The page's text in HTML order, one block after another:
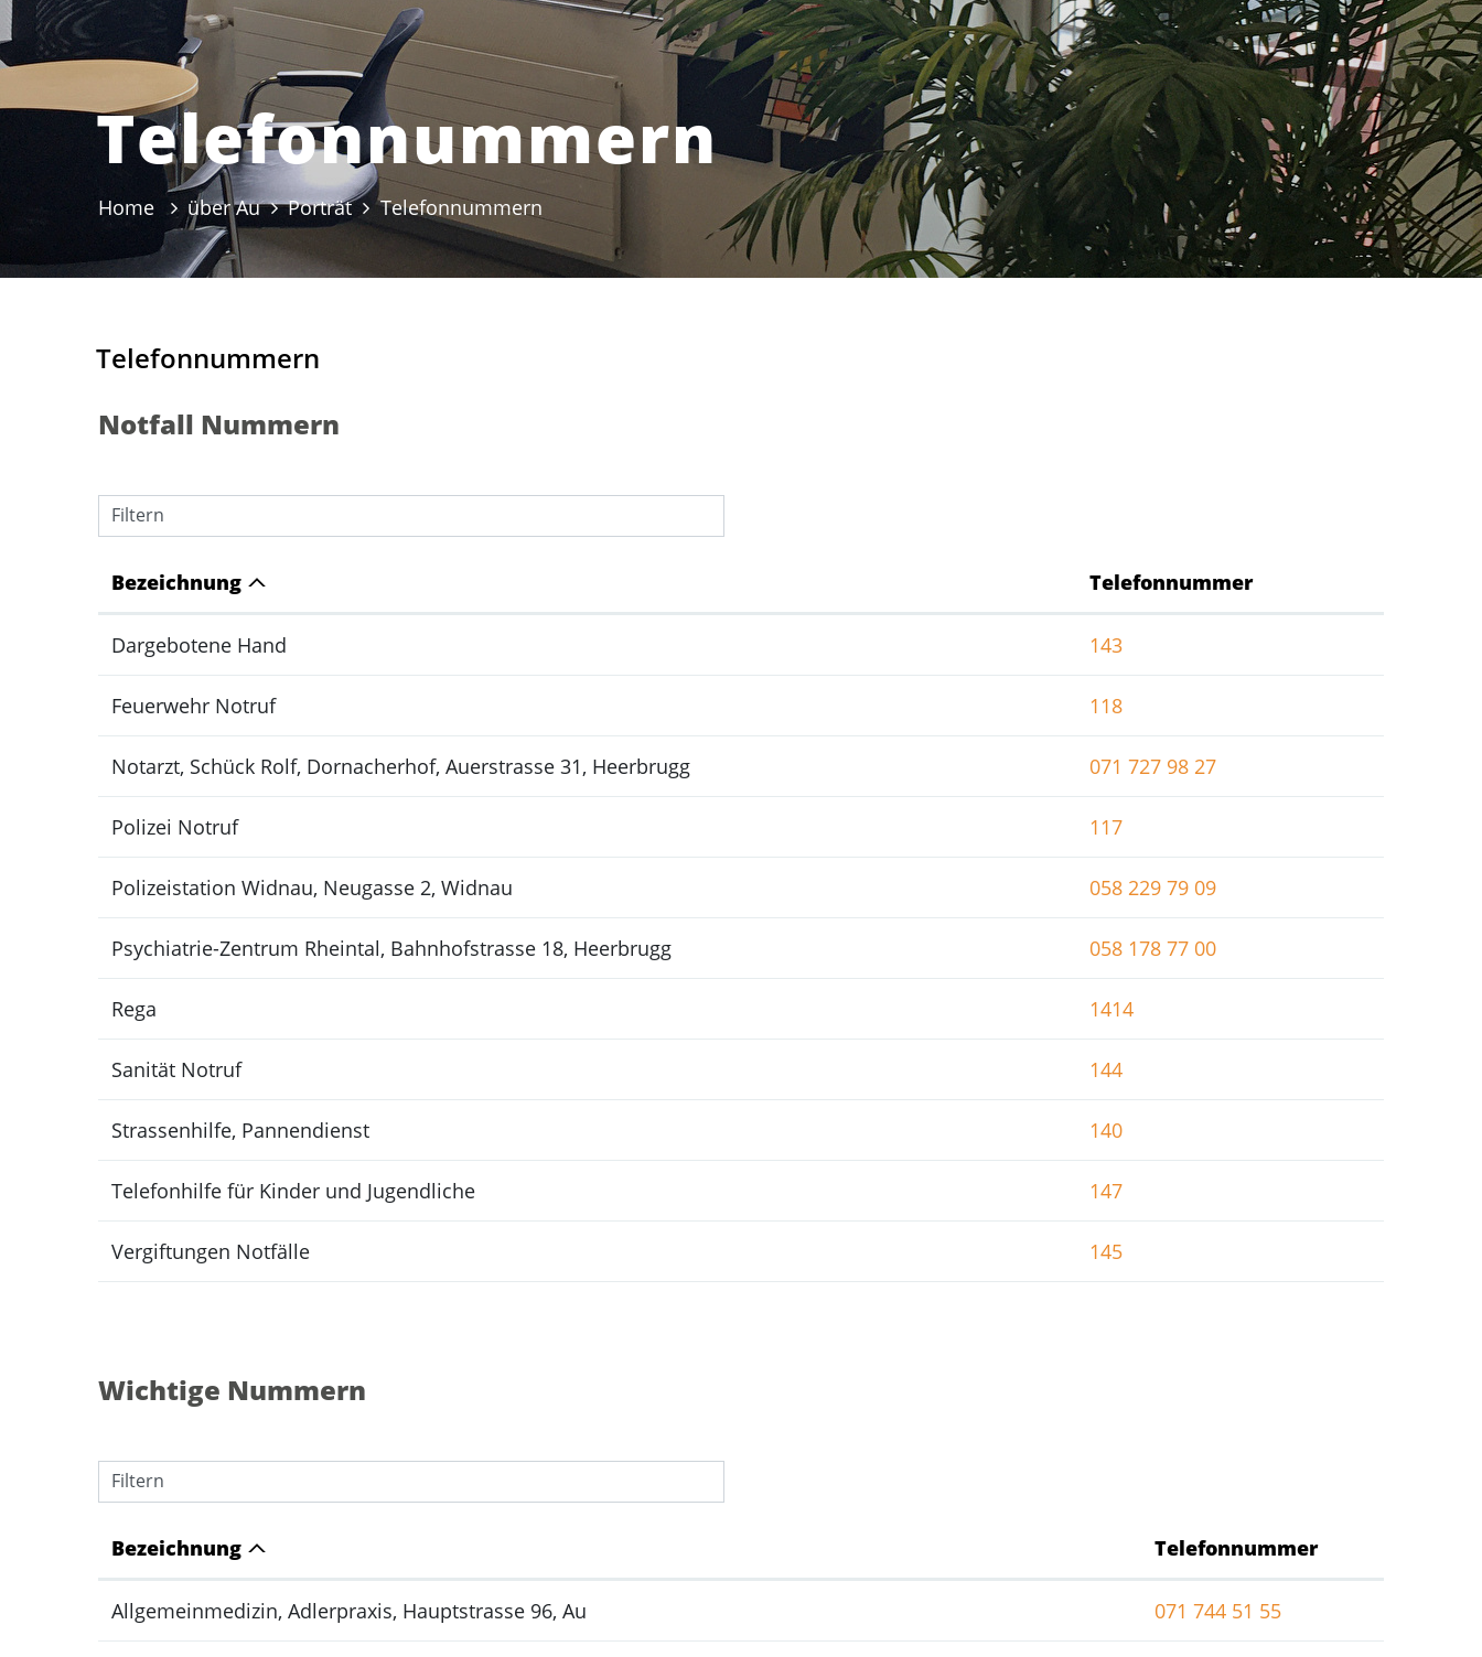
Telefonnummern
Home über Au Porträt Telefonnummern (ausgewählt)
Telefonnummern
Notfall Nummern
Filtern
Bezeichnung Telefonnummer
Dargebotene Hand 143
Feuerwehr Notruf 118
Notarzt, Schück Rolf, Dornacherhof, Auerstrasse 31, Heerbrugg 071 727 98 27
Polizei Notruf 117
Polizeistation Widnau, Neugasse 2, Widnau 058 229 79 09
Psychiatrie-Zentrum Rheintal, Bahnhofstrasse 18, Heerbrugg 058 178 77 00
Rega 1414
Sanität Notruf 144
Strassenhilfe, Pannendienst 140
Telefonhilfe für Kinder und Jugendliche 147
Vergiftungen Notfälle 145
Wichtige Nummern
Filtern
Bezeichnung Telefonnummer
Allgemeinmedizin, Adlerpraxis, Hauptstrasse 96, Au 071 744 51 55